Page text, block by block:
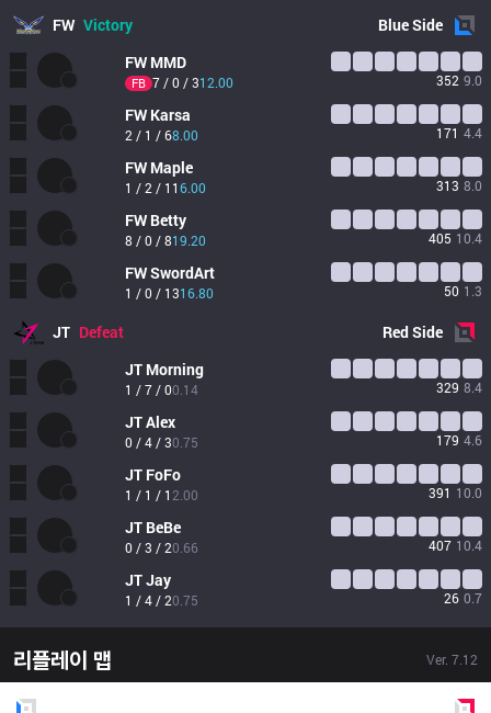
FW Victory BlueSide
FW MMD
FB 7 / 0 / 312.00 352 9.0
FW Karsa
2 / 1 / 68.00 171 4.4
FW Maple
1 / 2 / 116.00 313 8.0
FW Betty
8 / 0 / 819.20 405 10.4
FWSwordArt
1 / 0 / 1316.80 50 1.3
JT Defeat RedSide
JT Morning
1 / 7 / 00.14 329 8.4
JTAlex
0 / 4 / 30.75 179 4.6
JT FoFo
1 / 1 / 1 2.00 391 10.0
JT BeBe
0 / 3 / 20.66 407 10.4
JTJay
1 / 4 / 20.75 26 0.7
리플레이 맵 Ver. 7.12